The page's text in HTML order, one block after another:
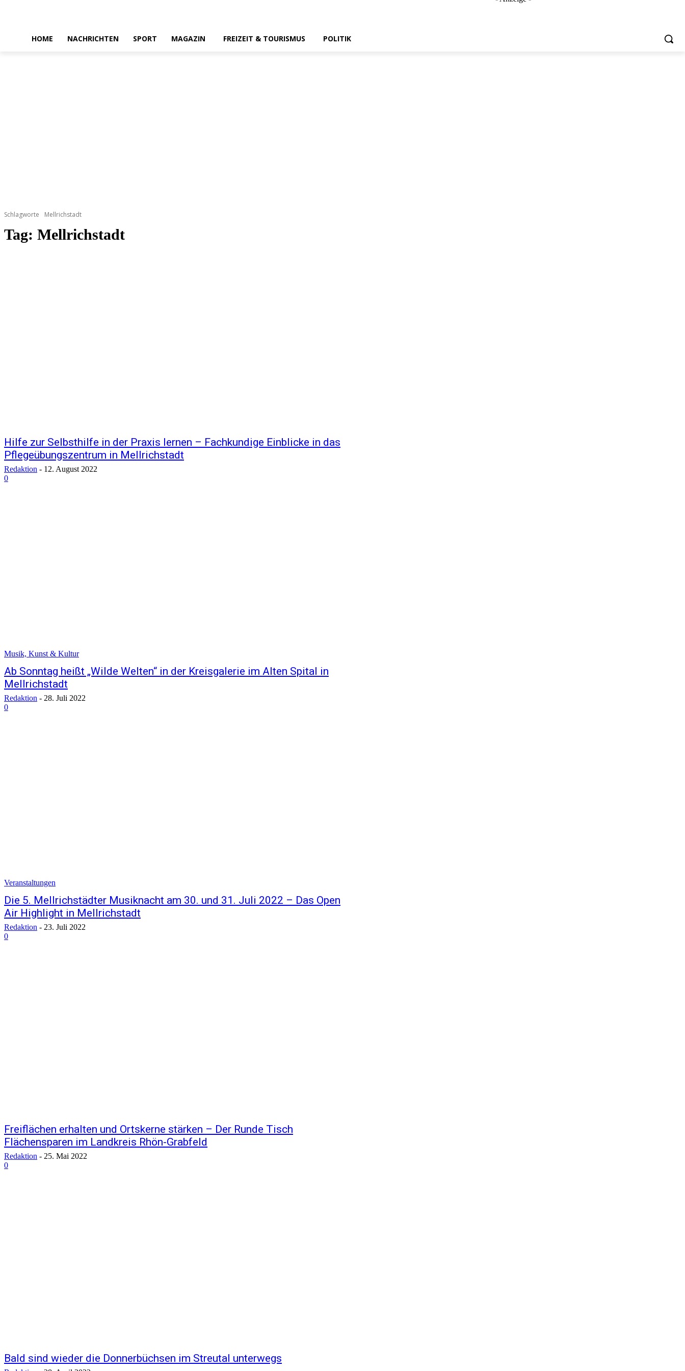
HOME NACHRICHTEN SPORT MAGAZIN FREIZEIT & TOURISMUS POLITIK
Schlagworte Mellrichstadt
Tag: Mellrichstadt
Hilfe zur Selbsthilfe in der Praxis lernen – Fachkundige Einblicke in das
Pflegeübungszentrum in Mellrichstadt
Redaktion - 12. August 2022
0
Musik, Kunst & Kultur
Ab Sonntag heißt „Wilde Welten“ in der Kreisgalerie im Alten Spital in
Mellrichstadt
Redaktion - 28. Juli 2022
0
Veranstaltungen
Die 5. Mellrichstädter Musiknacht am 30. und 31. Juli 2022 – Das Open
Air Highlight in Mellrichstadt
Redaktion - 23. Juli 2022
0
Freiflächen erhalten und Ortskerne stärken – Der Runde Tisch
Flächensparen im Landkreis Rhön-Grabfeld
Redaktion - 25. Mai 2022
0
Bald sind wieder die Donnerbüchsen im Streutal unterwegs